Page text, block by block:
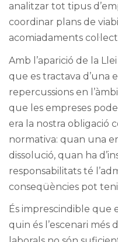
analitzar tot tipus
coordinar plans de
acomiadaments
Amb l’aparició de la
que es tractava d’una
repercussions en
que les empreses
era la nostra obligació
normativa: quan una
dissolució, quan ha
responsabilitats té
conseqüències pot
És imprescindible que
quin és l’escenari més